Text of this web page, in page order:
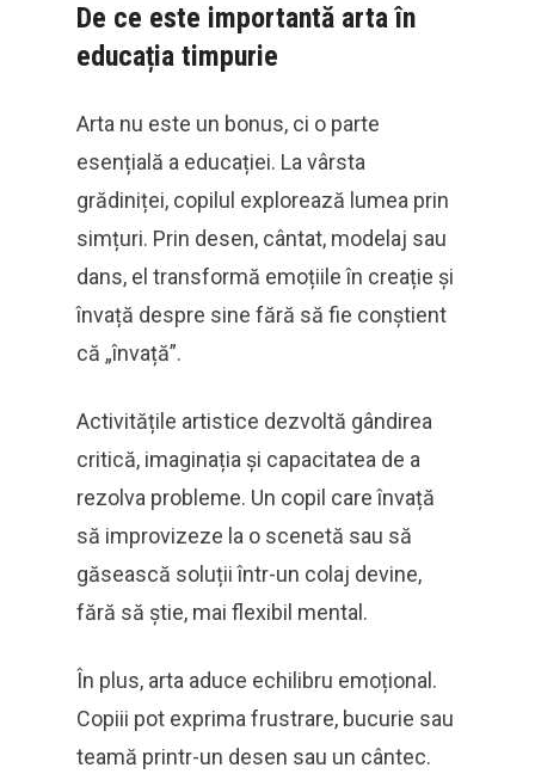
De ce este importantă arta în
educația timpurie
Arta nu este un bonus, ci o parte
esențială a educației. La vârsta
grădiniței, copilul explorează lumea prin
simțuri. Prin desen, cântat, modelaj sau
dans, el transformă emoțiile în creație și
învață despre sine fără să fie conștient
că „învață”.
Activitățile artistice dezvoltă gândirea
critică, imaginația și capacitatea de a
rezolva probleme. Un copil care învață
să improvizeze la o scenetă sau să
găsească soluții într-un colaj devine,
fără să știe, mai flexibil mental.
În plus, arta aduce echilibru emoțional.
Copiii pot exprima frustrare, bucurie sau
teamă printr-un desen sau un cântec.